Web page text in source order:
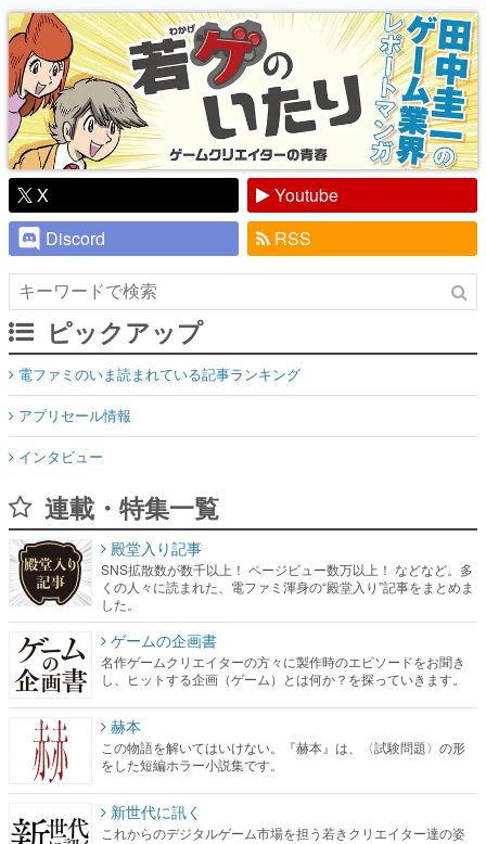
り】
X
Youtube
Discord
RSS
ピックアップ
電ファミのいま読まれている記事ランキング
アプリセール情報
インタビュー
連載・特集一覧
殿堂入り記事
SNS拡散数が数千以上！ ページビュー数万以上！ などなど。多
くの人々に読まれた、電ファミ渾身の“殿堂入り”記事をまとめま
した。
ゲームの企画書
名作ゲームクリエイターの方々に製作時のエピソードをお聞き
し、ヒットする企画（ゲーム）とは何か？を探っていきます。
赫本
この物語を解いてはいけない。『赫本』は、〈試験問題〉の形
をした短編ホラー小説集です。
新世代に訊く
これからのデジタルゲーム市場を担う若きクリエイター達の姿